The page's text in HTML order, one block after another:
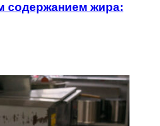
содержанием жира: